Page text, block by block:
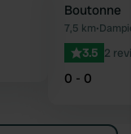
FavorietBoutonne
7,5 km•
3.5 2
0 - 0